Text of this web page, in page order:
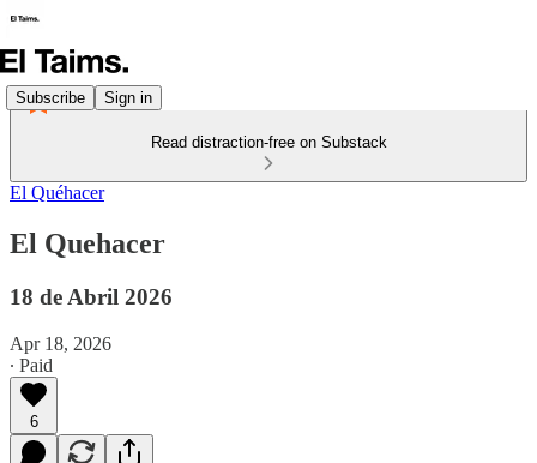
Subscribe Sign in
Read distraction-free on Substack
El Quéhacer
El Quehacer
18 de Abril 2026
Apr 18, 2026
∙ Paid
6